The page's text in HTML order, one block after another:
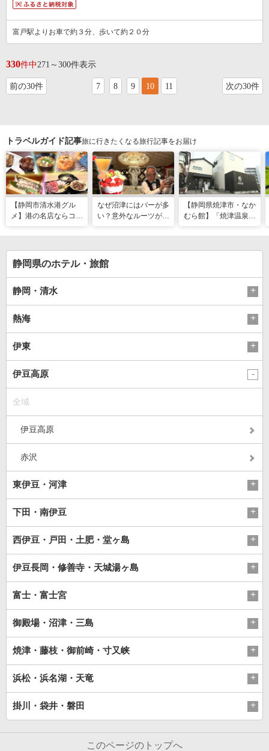
富戸駅よりお車で約３分、歩いて約２０分
330件中271～300件表示
前の30件 7 8 9 10 11 次の30件
トラベルガイド記事旅に行きたくなる旅行記事をお届け
【静岡市清水港グル
メ】港の名店ならコ
り”港周辺の店5選
なぜ沼津にはバーが多
い？意外なルーツがわ
こと白鳥】
【静岡県焼津市・なか
むら館】「焼津温泉」
泉商品で手がすべすべ
静岡県のホテル・旅館
静岡・清水
熱海
伊東
伊豆高原
全域
伊豆高原
赤沢
東伊豆・河津
下田・南伊豆
西伊豆・戸田・土肥・堂ヶ島
伊豆長岡・修善寺・天城湯ヶ島
富士・富士宮
御殿場・沼津・三島
焼津・藤枝・御前崎・寸又峡
浜松・浜名湖・天竜
掛川・袋井・磐田
このページのトップへ